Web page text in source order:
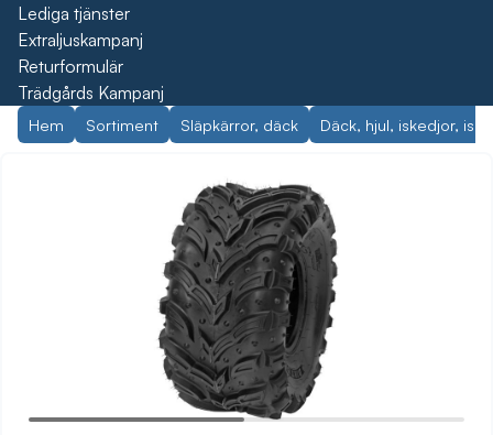
Lediga tjänster
Extraljuskampanj
Returformulär
Trädgårds Kampanj
Hem Sortiment Släpkärror, däck Däck, hjul, iskedjor,